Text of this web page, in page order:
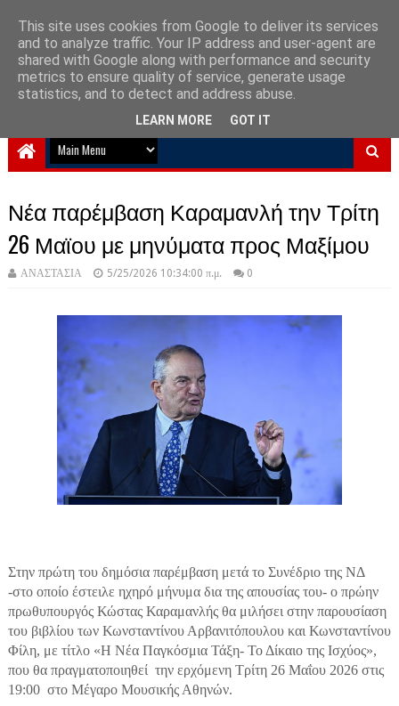
NewPlanet09
Ειδήσεις νέα από την Ελλάδα και τον κόσμο
Νέα παρέμβαση Καραμανλή την Τρίτη
26 Μαϊου με μηνύματα προς Μαξίμου
ΑΝΑΣΤΑΣΙΑ 5/25/2026 10:34:00 π.μ. 0
Στην πρώτη του δημόσια παρέμβαση μετά το Συνέδριο της ΝΔ
-στο οποίο έστειλε ηχηρό μήνυμα δια της απουσίας του- ο πρώην
πρωθυπουργός Κώστας Καραμανλής θα μιλήσει στην παρουσίαση
του βιβλίου των Κωνσταντίνου Αρβανιτόπουλου και Κωνσταντίνου
Φίλη, με τίτλο «Η Νέα Παγκόσμια Τάξη- Το Δίκαιο της Ισχύος»,
που θα πραγματοποιηθεί την ερχόμενη Τρίτη 26 Μαΐου 2026 στις
19:00 στο Μέγαρο Μουσικής Αθηνών.
This site uses cookies from Google to deliver its services
and to analyze traffic. Your IP address and user-agent are
shared with Google along with performance and security
metrics to ensure quality of service, generate usage
statistics, and to detect and address abuse.
LEARN MORE GOT IT